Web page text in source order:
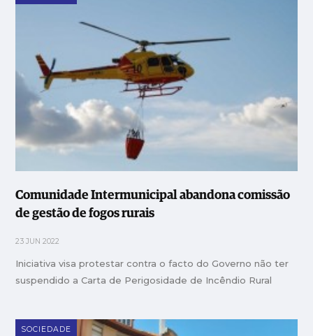
Comunidade Intermunicipal abandona comissão
de gestão de fogos rurais
23 JUN 2022
Iniciativa visa protestar contra o facto do Governo não ter
suspendido a Carta de Perigosidade de Incêndio Rural
SOCIEDADE